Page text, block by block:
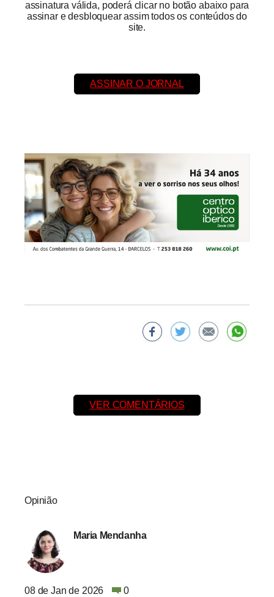
assinatura válida, poderá clicar no botão abaixo para
assinar e desbloquear assim todos os conteúdos do
site.
ASSINAR O JORNAL
VER COMENTÁRIOS
Opinião
Maria Mendanha
08 de Jan de 2026 0